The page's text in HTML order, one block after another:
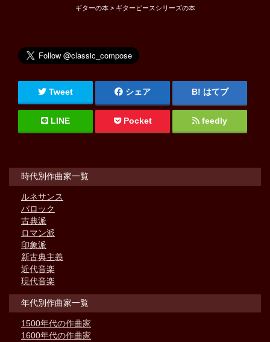
ギターの本 > ギターピースシリーズの本
Tweet シェア はてブ
LINE Pocket feedly
時代別作曲家一覧
ルネサンス
バロック
古典派
ロマン派
印象派
新古典主義
近代音楽
現代音楽
年代別作曲家一覧
1500年代の作曲家
1600年代の作曲家